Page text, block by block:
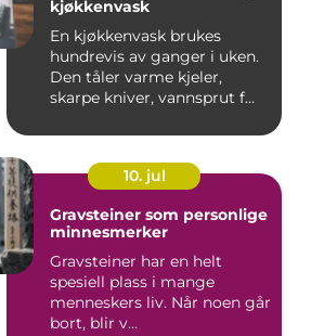
kjøkkenvask
En kjøkkenvask brukes
hundrevis av ganger i uken.
Den tåler varme kjeler,
skarpe kniver, vannsprut f...
10. jul
Gravsteiner som personlige
minnesmerker
Gravsteiner har en helt
spesiell plass i mange
menneskers liv. Når noen går
bort, blir v...